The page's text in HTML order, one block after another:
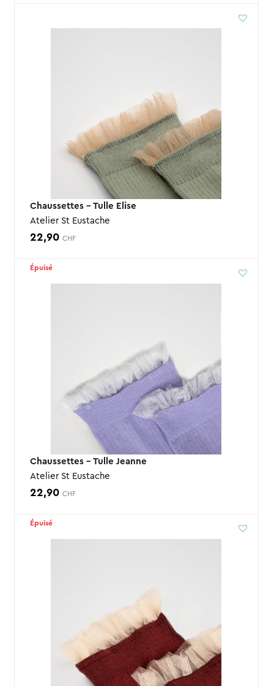
Chaussettes – Tulle Elise
Atelier St Eustache
22,90 CHF
Épuisé
Chaussettes – Tulle Jeanne
Atelier St Eustache
22,90 CHF
Épuisé